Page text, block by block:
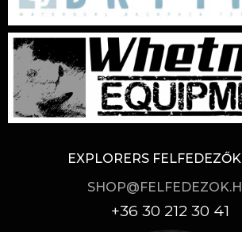
EXPLORERS
+36 30 212 30 41